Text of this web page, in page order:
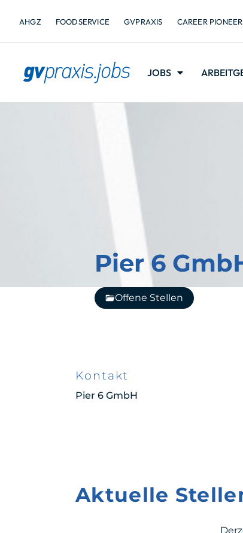
AHGZ FOODSERVICE GVPRAXIS CAREER PIONEER
JOBS
Pier 6
Offene Stellen
Kontakt
Pier 6 GmbH
Aktuelle